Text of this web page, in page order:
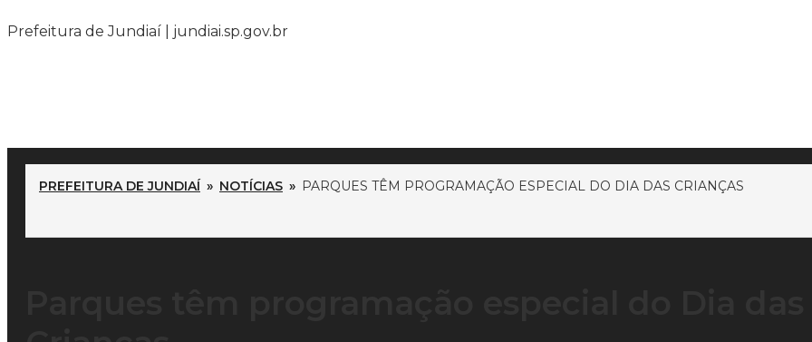
Prefeitura de Jundiaí | jundiai.sp.gov.br
PREFEITURA DE JUNDIAÍ » NOTÍCIAS » PARQUES TÊM PROGRAMAÇÃO ESPECIAL DO DIA DAS CRIANÇAS